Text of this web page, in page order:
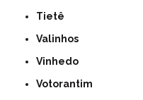
Tietê
Valinhos
Vinhedo
Votorantim